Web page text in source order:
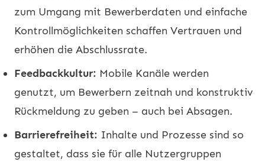
zum Umgang mit Bewerberdaten und einfache
Kontrollmöglichkeiten schaffen Vertrauen und
erhöhen die Abschlussrate.
Feedbackkultur: Mobile Kanäle werden
genutzt, um Bewerbern zeitnah und konstruktiv
Rückmeldung zu geben – auch bei Absagen.
Barrierefreiheit: Inhalte und Prozesse sind so
gestaltet, dass sie für alle Nutzergruppen